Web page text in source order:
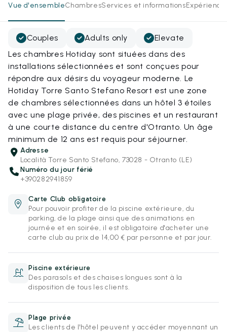
Vue d'ensembleChambresServices et informations
Couples Adults only
Elevate
Les chambres Hotiday sont situées dans des
installations sélectionnées et sont conçues pour
répondre aux désirs du voyageur moderne. Le
Hotiday Torre Santo Stefano Resort est une zone
de chambres sélectionnées dans un hôtel 3 étoiles
avec une plage privée, des piscines et un restaurant
à une courte distance du centre d'Otranto. Un âge
minimum de 12 ans est requis pour séjourner.
Adresse
Località Torre Santo Stefano, 73028 - Otranto (LE)
Numéro du jour férié
+390282941859
Carte Club obligatoire
Pour pouvoir profiter de la piscine extérieure, du
parking, de la plage ainsi que des animations en
journée et en soirée, il est obligatoire d'acheter une
carte club au prix de 14,00 € par personne et par jour.
Piscine extérieure
Des parasols et des chaises longues sont à la
disposition de tous les clients.
Plage privée
Les clients de l'hôtel peuvent y accéder moyennant un